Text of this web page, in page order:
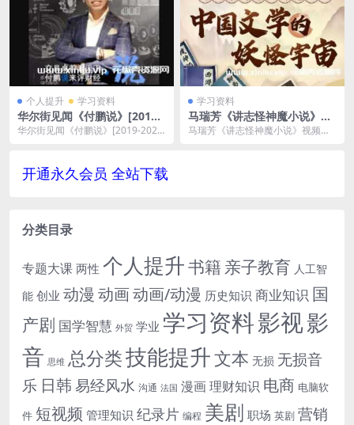
个人提升 学习资料
华尔街见闻《付鹏说》[2019-
2021]视频MP4百度云网盘下
华尔街见闻《付鹏说》[2019-2021]
学习资料
马瑞芳《讲志怪神魔小说》视
频资料-百度云网盘下载
马瑞芳《讲志怪神魔小说》视频资
开通永久会员 全站下载
分类目录
专题大课 两性 个人提升书籍 亲子教育 人工智
能 创业 动漫 动画动画/动漫 历史知识 商业知识 国
产剧 国学智慧 外贸 学业 学习资料影视影
音 思维 总分类技能提升文本 无损 无损音
乐 日韩易经风水 沟通 法国 漫画理财知识 电商 电脑软
件 短视频 管理知识 纪录片 编程 美剧 职场 英剧 营销